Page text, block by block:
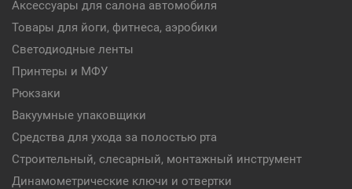
Аксессуары для салона автомобиля
Товары для йоги, фитнеса, аэробики
Светодиодные ленты
Принтеры и МФУ
Рюкзаки
Вакуумные упаковщики
Средства для ухода за полостью рта
Строительный, слесарный, монтажный инструмент
Динамометрические ключи и отвертки